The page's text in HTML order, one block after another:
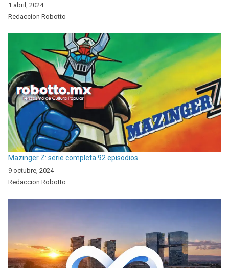
1 abril, 2024
Redaccion Robotto
Mazinger Z: serie completa 92 episodios.
9 octubre, 2024
Redaccion Robotto